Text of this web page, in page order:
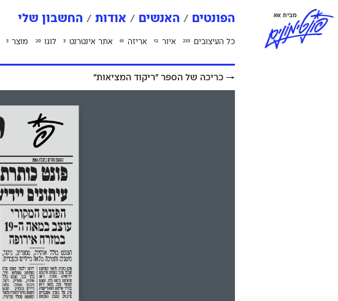
פונטימוניםמבית אאא הפונטים האנשים אודות החשבון שלי
כל העיצובים 233 איור 12 אריזה 61 אתר אינטרנט 3 לוגו 20 מוצר 3
→ כריכה של הספר ״ריקוד המציאות״